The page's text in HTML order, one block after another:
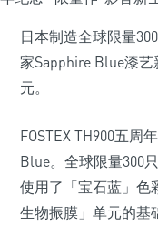
日本制造全球限量
家Sapphire Blue漆艺
元。
FOSTEX TH900五
Blue。全球限量300
使用了「宝石蓝」色
生物振膜」单元的基